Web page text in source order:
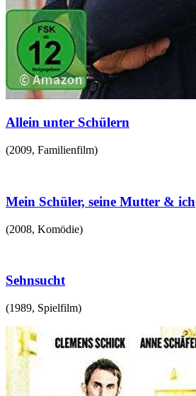
Allein unter Schülern
(2009, Familienfilm)
Mein Schüler, seine Mutter & ich
(2008, Komödie)
Sehnsucht
(1989, Spielfilm)